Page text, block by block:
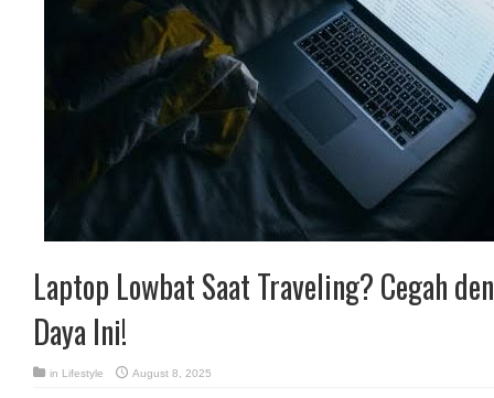
Laptop Lowbat Saat Traveling? Cegah
Daya Ini!
in Lifestyle August 8, 2025